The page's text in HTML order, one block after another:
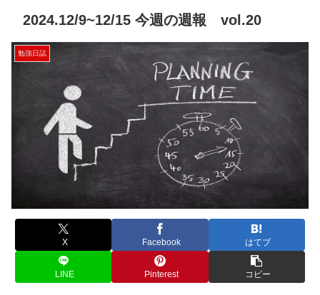
2024.12/9~12/15 今週の週報 vol.20
勉強日誌
X Facebook はてブ
LINE Pinterest コピー